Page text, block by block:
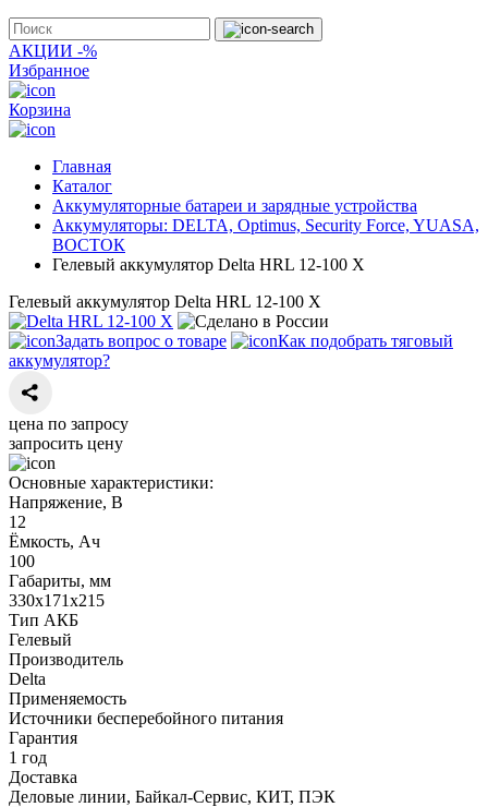
АКЦИИ -%
Избранное
Корзина
Главная
Каталог
Аккумуляторные батареи и зарядные устройства
Аккумуляторы: DELTA, Optimus, Security Force, YUASA,
ВОСТОК
Гелевый аккумулятор Delta HRL 12-100 X
Гелевый аккумулятор Delta HRL 12-100 X
Задать вопрос о товаре
Как подобрать тяговый
аккумулятор?
цена по запросу
запросить цену
Основные характеристики:
Напряжение, В
12
Ёмкость, Ач
100
Габариты, мм
330х171х215
Тип АКБ
Гелевый
Производитель
Delta
Применяемость
Источники бесперебойного питания
Гарантия
1 год
Доставка
Деловые линии, Байкал-Сервис, КИТ, ПЭК